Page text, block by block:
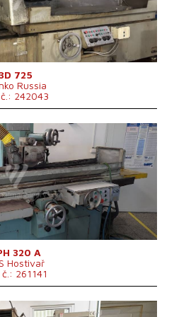
mm
3D 725
Russia
242043
0
ne
1000 mm
320 mm
350 mm
Horizontální
4 kW
4100 x 1750 x 2125 mm
3200 kg
320 A
Hostivař
č.: 261141
2014